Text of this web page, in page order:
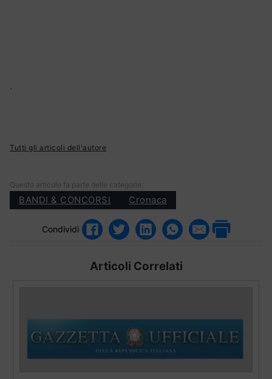
.
Tutti gli articoli dell'autore
Questo articolo fa parte delle categorie:
BANDI & CONCORSI Cronaca
Condividi
Articoli Correlati